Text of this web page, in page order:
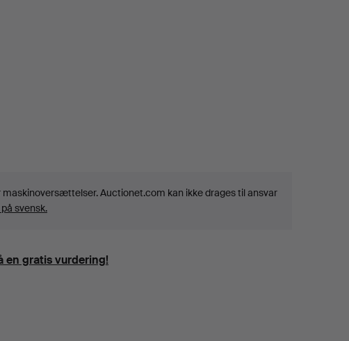
Auctionet.com kan ikke drages til ansvar
svensk.
en gratis vurdering!